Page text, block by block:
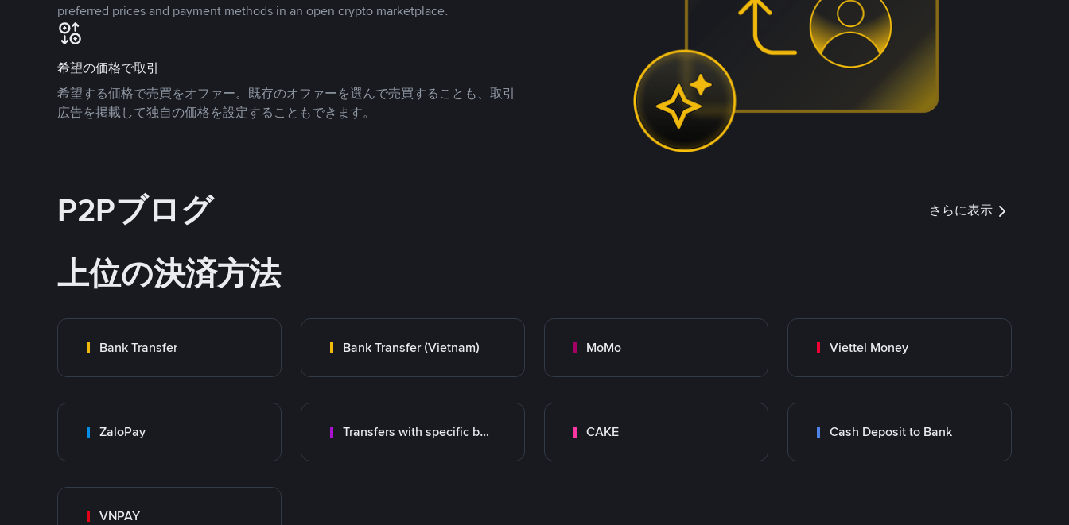
preferred prices and payment methods in an open crypto marketplace.
希望の価格で取引
希望する価格で売買をオファー。既存のオファーを選んで売買することも、取引
広告を掲載して独自の価格を設定することもできます。
P2Pブログ さらに表示
上位の決済方法
Bank Transfer Bank Transfer (Vietnam) MoMo Viettel Money
ZaloPay Transfers with specific bank CAKE Cash Deposit to Bank
VNPAY